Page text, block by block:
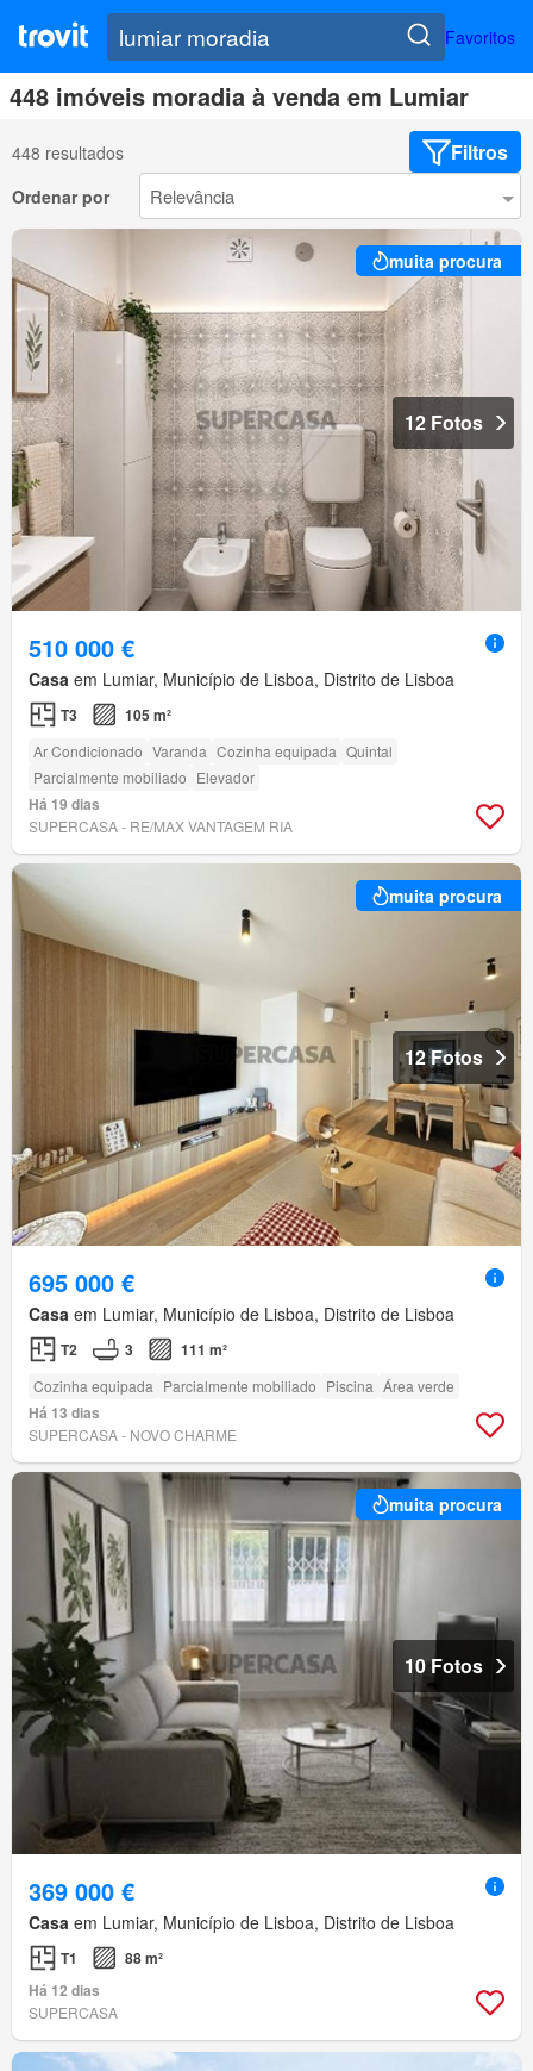
Favoritos
448 imóveis moradia à venda em Lumiar
448 resultados Filtros
Ordenar por
muita procura
12 Fotos
510 000 €
Casa em Lumiar, Município de Lisboa, Distrito de Lisboa
T3 105 m²
Ar Condicionado Varanda Cozinha equipada Quintal
Parcialmente mobiliado Elevador
Há 19 dias
SUPERCASA - RE/MAX VANTAGEM RIA
muita procura
12 Fotos
695 000 €
Casa em Lumiar, Município de Lisboa, Distrito de Lisboa
T2 3 111 m²
Cozinha equipada Parcialmente mobiliado Piscina Área verde
Há 13 dias
SUPERCASA - NOVO CHARME
muita procura
10 Fotos
369 000 €
Casa em Lumiar, Município de Lisboa, Distrito de Lisboa
T1
88 m²
Há 12 dias
SUPERCASA